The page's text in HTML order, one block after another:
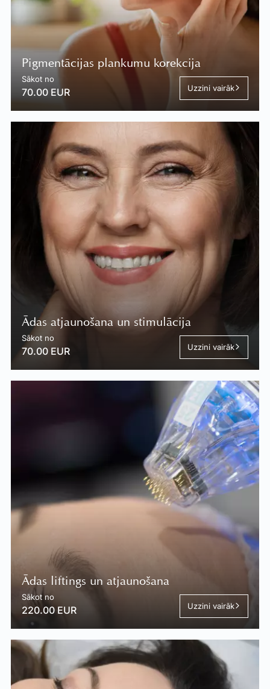
Pigmentācijas plankumu korekcija
Sākot no
70.00 EUR Uzzini vairāk
Ādas atjaunošana un stimulācija
Sākot no
70.00 EUR Uzzini vairāk
Ādas liftings un atjaunošana
Sākot no
220.00 EUR Uzzini vairāk